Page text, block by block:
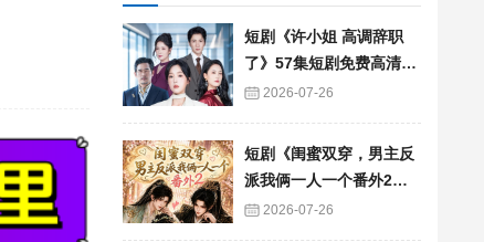
短剧《许小姐 高调辞职
了》57集短剧免费高清在
线播放
2026-07-26
短剧《闺蜜双穿，男主反
派我俩一人一个番外2》6
0集短剧高清完整版免费
2026-07-26